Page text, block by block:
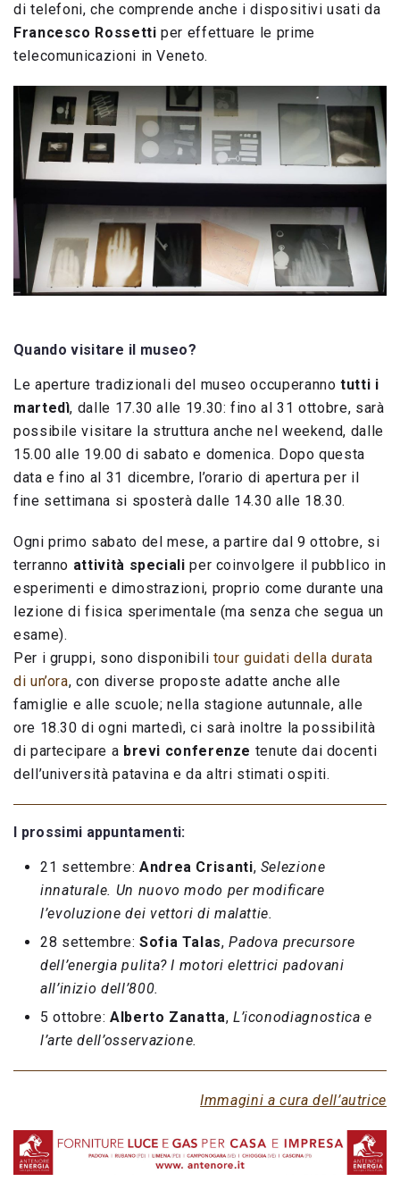
di telefoni, che comprende anche i dispositivi usati da
Francesco Rossettiper effettuare le prime
telecomunicazioni in Veneto.
Quando visitare il museo?
Le aperture tradizionali del museo occuperannotutti i
martedì, dalle 17.30 alle 19.30: fino al 31 ottobre, sarà
possibile visitare la struttura anche nel weekend, dalle
15.00 alle 19.00 di sabato e domenica. Dopo questa
data e fino al 31 dicembre, l’orario di apertura per il
fine settimana si sposterà dalle 14.30 alle 18.30.
Ogni primo sabato del mese, a partire dal 9 ottobre, si
terranno attività specialiper coinvolgere il pubblico in
esperimenti e dimostrazioni, proprio come durante una
lezione di fisica sperimentale (ma senza che segua un
esame).
Per i gruppi, sono disponibili tour guidati della durata
di un’ora, con diverse proposte adatte anche alle
famiglie e alle scuole; nella stagione autunnale, alle
ore 18.30 di ogni martedì, ci sarà inoltre la possibilità
di partecipare a brevi conferenze tenute dai docenti
dell’università patavina e da altri stimati ospiti.
I prossimi appuntamenti:
21 settembre: Andrea Crisanti, Selezione
innaturale. Un nuovo modo per modificare
l’evoluzione dei vettori di malattie.
28 settembre: Sofia Talas,Padova precursore
dell’energia pulita? I motori elettrici padovani
all’inizio dell’800.
5 ottobre:Alberto Zanatta, L’iconodiagnostica e
l’arte dell’osservazione.
Immagini a cura dell’autrice